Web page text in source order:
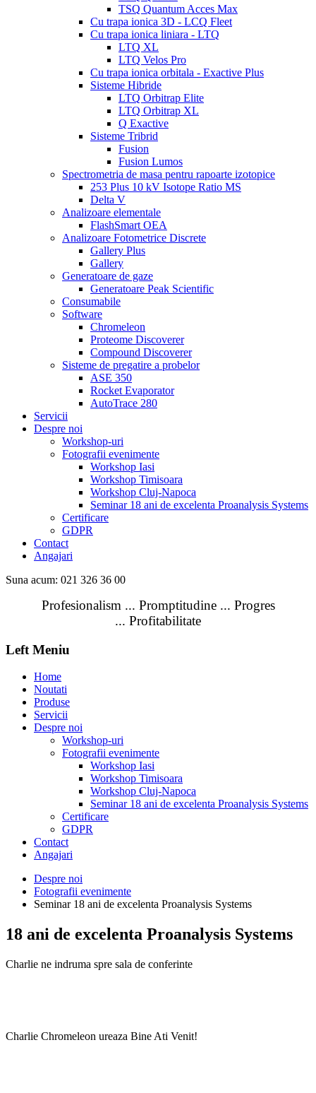
TSQ Quantum Acces Max
Cu trapa ionica 3D - LCQ Fleet
Cu trapa ionica liniara - LTQ
LTQ XL
LTQ Velos Pro
Cu trapa ionica orbitala - Exactive Plus
Sisteme Hibride
LTQ Orbitrap Elite
LTQ Orbitrap XL
Q Exactive
Sisteme Tribrid
Fusion
Fusion Lumos
Spectrometria de masa pentru rapoarte izotopice
253 Plus 10 kV Isotope Ratio MS
Delta V
Analizoare elementale
FlashSmart OEA
Analizoare Fotometrice Discrete
Gallery Plus
Gallery
Generatoare de gaze
Generatoare Peak Scientific
Consumabile
Software
Chromeleon
Proteome Discoverer
Compound Discoverer
Sisteme de pregatire a probelor
ASE 350
Rocket Evaporator
AutoTrace 280
Servicii
Despre noi
Workshop-uri
Fotografii evenimente
Workshop Iasi
Workshop Timisoara
Workshop Cluj-Napoca
Seminar 18 ani de excelenta Proanalysis Systems
Certificare
GDPR
Contact
Angajari
Suna acum: 021 326 36 00
Profesionalism ... Promptitudine ... Progres
... Profitabilitate
Left Meniu
Home
Noutati
Produse
Servicii
Despre noi
Workshop-uri
Fotografii evenimente
Workshop Iasi
Workshop Timisoara
Workshop Cluj-Napoca
Seminar 18 ani de excelenta Proanalysis Systems
Certificare
GDPR
Contact
Angajari
Despre noi
Fotografii evenimente
Seminar 18 ani de excelenta Proanalysis Systems
18 ani de excelenta Proanalysis Systems
Charlie ne indruma spre sala de conferinte
Charlie Chromeleon ureaza Bine Ati Venit!